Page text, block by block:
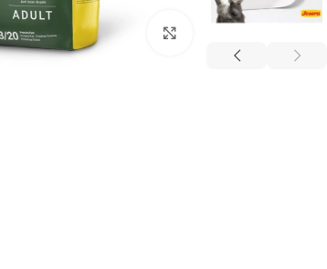
برای بزرگنمایی کلیک کنید